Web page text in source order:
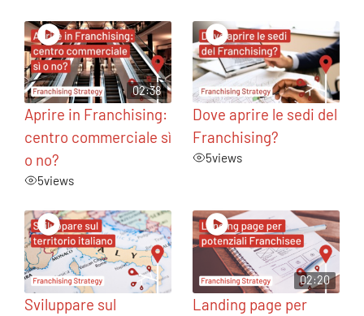
02:38
Aprire in Franchising:
centro commerciale sì
o no?
5views
Dove aprire le sedi del
Franchising?
5views
Sviluppare sul
02:20
Landing page per